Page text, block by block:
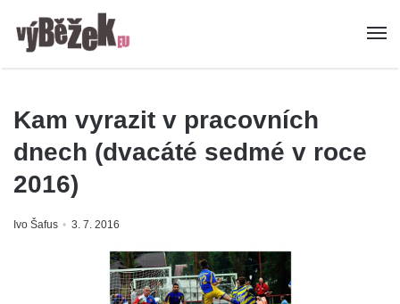
Kam vyrazit v pracovních
dnech (dvacáté sedmé v roce
2016)
Ivo Šafus 3. 7. 2016